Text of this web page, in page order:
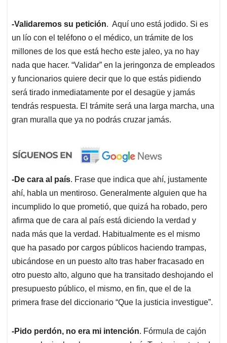
-Validaremos su petición. Aquí uno está jodido. Si es
un lío con el teléfono o el médico, un trámite de los
millones de los que está hecho este jaleo, ya no hay
nada que hacer. “Validar” en la jeringonza de empleados
y funcionarios quiere decir que lo que estás pidiendo
será tirado inmediatamente por el desagüe y jamás
tendrás respuesta. El trámite será una larga marcha, una
gran muralla que ya no podrás cruzar jamás.
-De cara al país. Frase que indica que ahí, justamente
ahí, habla un mentiroso. Generalmente alguien que ha
incumplido lo que prometió, que quizá ha robado, pero
afirma que de cara al país está diciendo la verdad y
nada más que la verdad. Habitualmente es el mismo
que ha pasado por cargos públicos haciendo trampas,
ubicándose en un puesto alto tras haber fracasado en
otro puesto alto, alguno que ha transitado deshojando el
presupuesto público, el mismo, en fin, que el de la
primera frase del diccionario “Que la justicia investigue”.
-Pido perdón, no era mi intención. Fórmula de cajón